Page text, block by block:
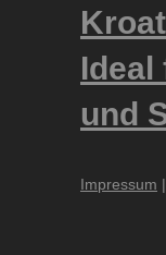
Ideal
und
Impressum |